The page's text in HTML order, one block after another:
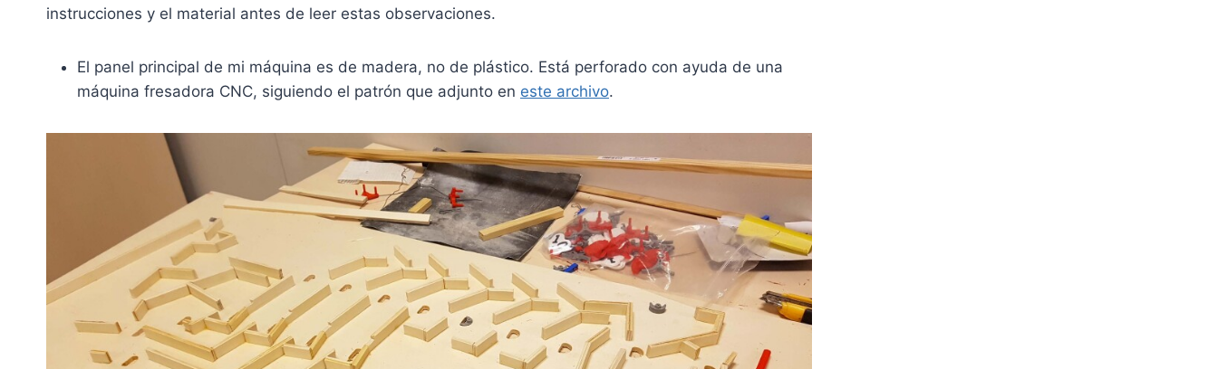
instrucciones y el material antes de leer estas observaciones.
El panel principal de mi máquina es de madera, no de plástico. Está perforado con ayuda de una
máquina fresadora CNC, siguiendo el patrón que adjunto en este archivo.